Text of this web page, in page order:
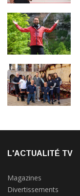
L'ACTUALITÉ TV
Magazines
Divertissements